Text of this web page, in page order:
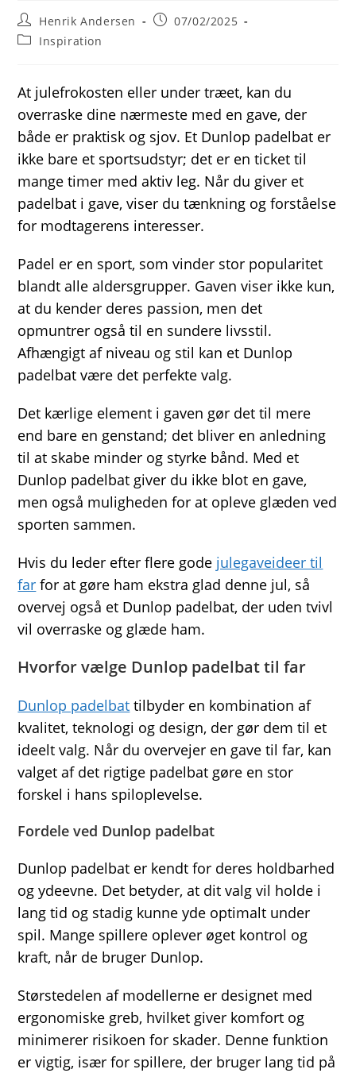
Post
author:
Henrik Andersen
Post07/02/2025
PostInspiration
At julefrokosten eller under træet, kan du
overraske dine nærmeste med en gave, der
både er praktisk og sjov. Et Dunlop padelbat er
ikke bare et sportsudstyr; det er en ticket til
mange timer med aktiv leg. Når du giver et
padelbat i gave, viser du tænkning og forståelse
for modtagerens interesser.
Padel er en sport, som vinder stor popularitet
blandt alle aldersgrupper. Gaven viser ikke kun,
at du kender deres passion, men det
opmuntrer også til en sundere livsstil.
Afhængigt af niveau og stil kan et Dunlop
padelbat være det perfekte valg.
Det kærlige element i gaven gør det til mere
end bare en genstand; det bliver en anledning
til at skabe minder og styrke bånd. Med et
Dunlop padelbat giver du ikke blot en gave,
men også muligheden for at opleve glæden ved
sporten sammen.
Hvis du leder efter flere gode julegaveideer til
far for at gøre ham ekstra glad denne jul, så
overvej også et Dunlop padelbat, der uden tvivl
vil overraske og glæde ham.
Hvorfor vælge Dunlop padelbat til far
Dunlop padelbat tilbyder en kombination af
kvalitet, teknologi og design, der gør dem til et
ideelt valg. Når du overvejer en gave til far, kan
valget af det rigtige padelbat gøre en stor
forskel i hans spiloplevelse.
Fordele ved Dunlop padelbat
Dunlop padelbat er kendt for deres holdbarhed
og ydeevne. Det betyder, at dit valg vil holde i
lang tid og stadig kunne yde optimalt under
spil. Mange spillere oplever øget kontrol og
kraft, når de bruger Dunlop.
Størstedelen af modellerne er designet med
ergonomiske greb, hvilket giver komfort og
minimerer risikoen for skader. Denne funktion
er vigtig, især for spillere, der bruger lang tid på